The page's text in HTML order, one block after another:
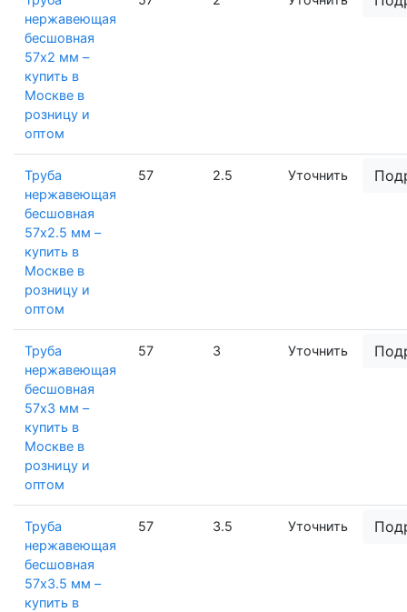
нержавеющая
бесшовная
57х2 мм –
купить в
Москве в
розницу и
оптом
Труба
нержавеющая
бесшовная
57х2.5 мм –
купить в
Москве в
розницу и
оптом
57 2.5 Уточнить
Труба
нержавеющая
бесшовная
57х3 мм –
купить в
Москве в
розницу и
оптом
57 3 Уточнить
Труба
нержавеющая
бесшовная
57х3.5 мм –
купить в
57 3.5 Уточнить